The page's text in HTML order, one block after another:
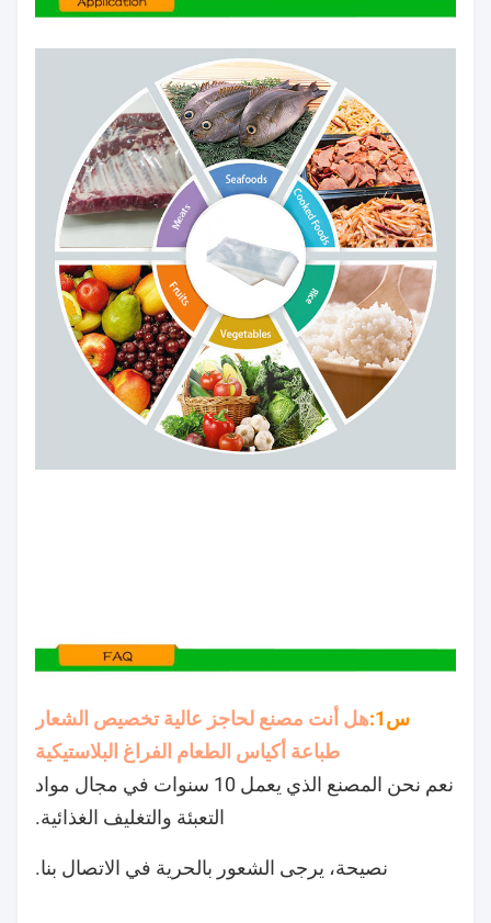
س1:
هل أنت مصنع لحاجز عالية تخصيص الشعار
طباعة أكياس الطعام الفراغ البلاستيكية
نعم نحن المصنع الذي يعمل 10 سنوات في مجال مواد
التعبئة والتغليف الغذائية.
نصيحة، يرجى الشعور بالحرية في الاتصال بنا.